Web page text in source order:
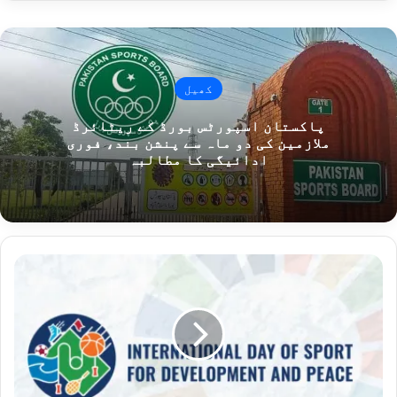
کھیل
پاکستان اسپورٹس بورڈ کے ریٹائرڈ
ملازمین کی دو ماہ سے پنشن بند، فوری
ادائیگی کا مطالبہ
ت